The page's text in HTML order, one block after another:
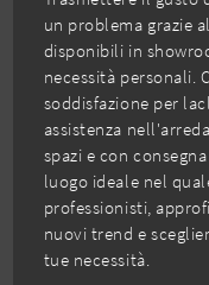
un problema grazie
disponibili in
necessità personali.
soddisfazione per
assistenza
spazi e con
luogo ideale nel
professionisti,
nuovi trend e
tue necessità.